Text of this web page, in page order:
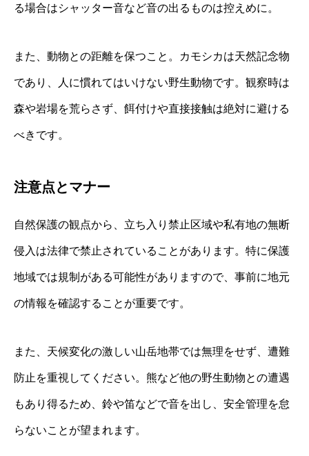
る場合はシャッター音など音の出るものは控えめに。
また、動物との距離を保つこと。カモシカは天然記念物
であり、人に慣れてはいけない野生動物です。観察時は
森や岩場を荒らさず、餌付けや直接接触は絶対に避ける
べきです。
注意点とマナー
自然保護の観点から、立ち入り禁止区域や私有地の無断
侵入は法律で禁止されていることがあります。特に保護
地域では規制がある可能性がありますので、事前に地元
の情報を確認することが重要です。
また、天候変化の激しい山岳地帯では無理をせず、遭難
防止を重視してください。熊など他の野生動物との遭遇
もあり得るため、鈴や笛などで音を出し、安全管理を怠
らないことが望まれます。